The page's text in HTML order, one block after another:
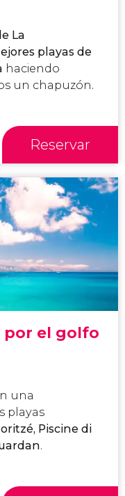
La
playas de
haciendo
un chapuzón.
Reservar
por el golfo
una
playas
Piscine di
.